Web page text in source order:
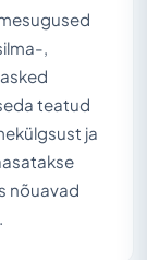
,
teatud
ja
nõuavad